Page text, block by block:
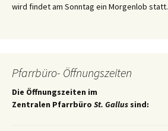
wird findet am Sonntag ein Morgenlob statt.
Pfarrbüro- Öffnungszeiten
Die Öffnungszeiten im
Zentralen Pfarrbüro St. Gallus sind: